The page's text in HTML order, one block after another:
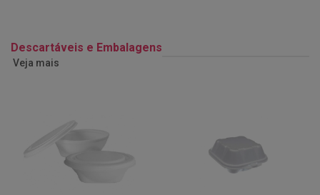
Descartáveis e Embalagens
Veja mais